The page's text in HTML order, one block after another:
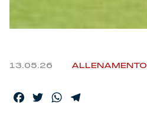
13.05.26 ALLENAMENTO
Facebook
TwitterWhatsApp